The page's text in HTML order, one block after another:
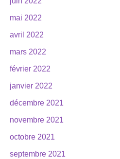
mai 2022
avril 2022
mars 2022
février 2022
janvier 2022
décembre 2021
novembre 2021
octobre 2021
septembre 2021